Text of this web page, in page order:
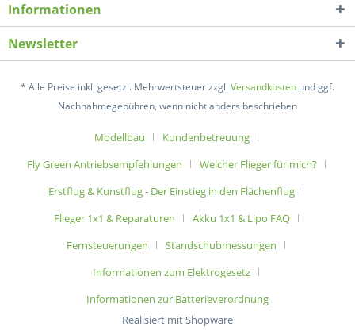
Informationen
Newsletter
* Alle Preise inkl. gesetzl. Mehrwertsteuer zzgl.Versandkosten und ggf.
Nachnahmegebühren, wenn nicht anders beschrieben
Modellbau
Kundenbetreuung
Fly Green Antriebsempfehlungen
Welcher Flieger für mich?
Erstflug & Kunstflug - Der Einstieg in den Flächenflug
Flieger 1x1 & Reparaturen
Akku 1x1 & Lipo FAQ
Fernsteuerungen
Standschubmessungen
Informationen zum Elektrogesetz
Informationen zur Batterieverordnung
Realisiert mit Shopware